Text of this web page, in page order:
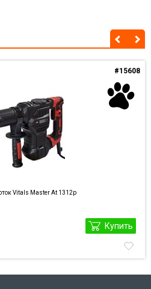
#15608
Vitals Master At 1312p
Купить